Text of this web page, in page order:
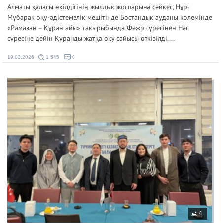
Алматы қаласы өкілдігінің жылдық жоспарына сәйкес, Нұр-
Мүбарак оқу-әдістемелік мешітінде Бостандық ауданы көлемінде
«Рамазан – Құран айы» тақырыбында Фәжр сүресінен Нәс
сүресіне дейін Құранды жатқа оқу сайысы өткізілді....
19.03.2026 1 545 0
4